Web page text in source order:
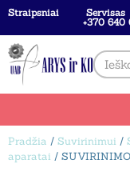
Straipsniai Servisas
+370 640
Pradžia / Suvirinimui /
aparatai /